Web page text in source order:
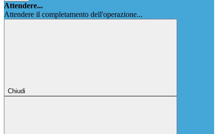
Attendere...
Attendere il completamento dell'operazione...
Chiudi